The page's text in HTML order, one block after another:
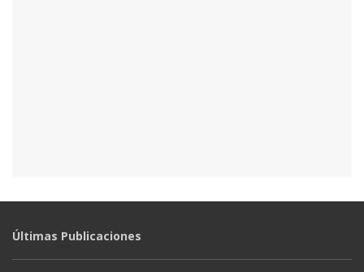
Últimas Publicaciones